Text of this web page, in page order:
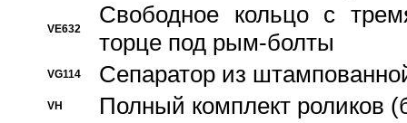
VE632
Свободное кольцо с
торце под рым-болты
VG114 Сепаратор из
VH Полный комплект роликов